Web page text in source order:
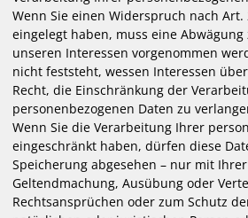
Wenn Sie einen Widerspruch nach Art.
eingelegt haben, muss eine
unseren Interessen vorgenommen
nicht feststeht, wessen Interessen
Recht, die Einschränkung der
personenbezogenen Daten zu
Wenn Sie die Verarbeitung Ihrer
eingeschränkt haben, dürfen diese
Speicherung abgesehen – nur mit
Geltendmachung, Ausübung oder
Rechtsansprüchen oder zum Schutz